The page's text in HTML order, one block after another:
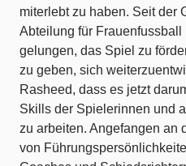
miterlebt zu haben. Seit der
Abteilung für
gelungen, das Spiel zu
zu geben, sich
Rasheed, dass es jetzt
Skills der Spielerinnen und
zu arbeiten. Angefangen an
von